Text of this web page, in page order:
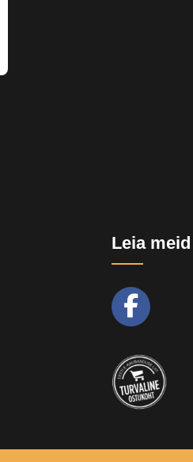
Leia meid